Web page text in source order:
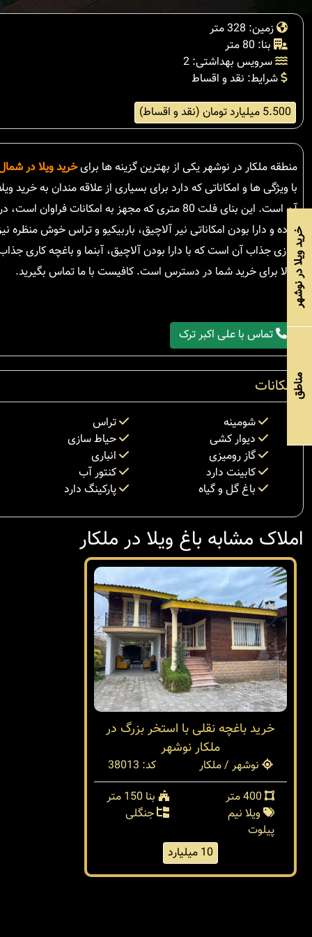
زمین: 328 متر
بنا: 80 متر
سرویس بهداشتی: 2
شرایط: نقد و اقساط
5.500 میلیارد تومان (نقد و اقساط)
منطقه ملکار در نوشهر یکی از بهترین گزینه ها برایخرید ویلا در
با ویژگی ها و امکاناتی که دارد برای بسیاری از علاقه مندان به
جاده و دارا بودن امکاناتی نیر آلاچیق، باربیکیو و تراس خوش منظره
سازی جذاب آن است که با دارا بودن آلاچیق، آبنما و باغچه کاری
حالا برای خرید شما در دسترس است. کافیست با ما تماس بگیرید.
تماس با علی اکبر ترک
امکانات
شومینه
تراس
دیوار کشی
حیاط سازی
گاز رومیزی
انباری
کابینت دارد
کنتور آب
باغ گل و گیاه
پارکینگ دارد
املاک مشابه باغ ویلا در ملکار
خرید باغچه نقلی با استخر بزرگ در
ملکار نوشهر
نوشهر / ملکار
کد: 38013
بنا 150 متر
ویلا نیم
پیلوت
جنگلی
10 میلیارد
خرید ویلا در نوشهر
مناطق